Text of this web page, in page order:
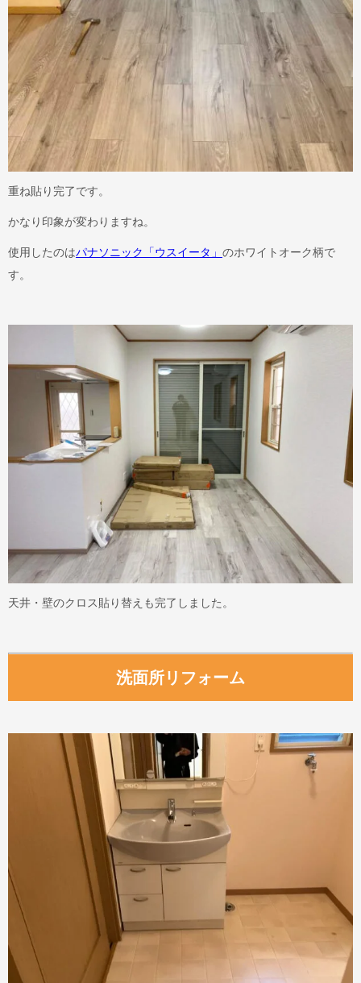
重ね貼り完了です。
かなり印象が変わりますね。
使用したのはパナソニック「ウスイータ」 のホワイトオーク柄で
す。
天井・壁のクロス貼り替えも完了しました。
洗面所リフォーム